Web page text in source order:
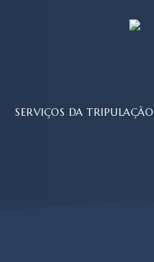
SERVIÇOS DA TRIPULAÇÃO